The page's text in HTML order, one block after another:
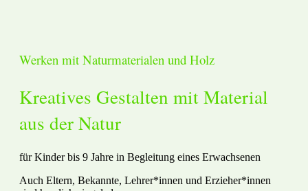
Werken mit Naturmaterialen und Holz
Kreatives Gestalten mit Material
aus der Natur
für Kinder bis 9 Jahre in Begleitung eines Erwachsenen
Auch Eltern, Bekannte, Lehrer*innen und Erzieher*innen